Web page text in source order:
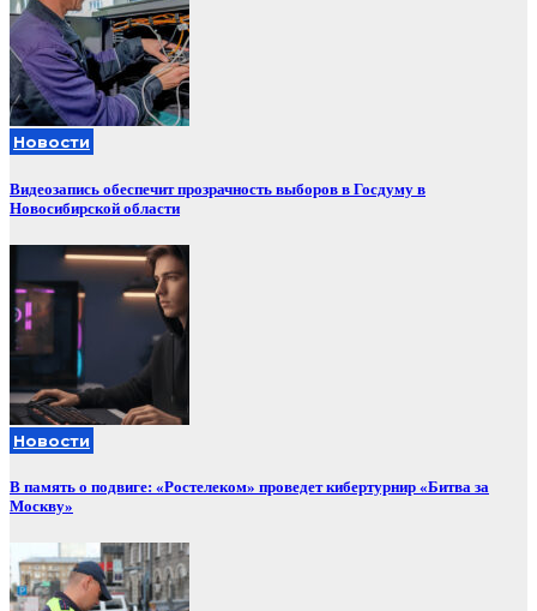
Новости
Видеозапись обеспечит прозрачность выборов в Госдуму в
Новосибирской области
Новости
В память о подвиге: «Ростелеком» проведет кибертурнир «Битва за
Москву»